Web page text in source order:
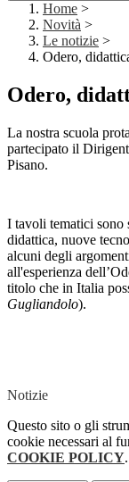
Home >
Novità >
Le notizie >
Odero,
Odero,
La nostra scuola
partecipato il
Pisano.
I tavoli tematici sono
didattica, nuove
alcuni degli
all'esperienza
titolo che in Italia
Gugliandolo).
Notizie
Questo sito o gli
cookie necessari al
COOKIE POLICY.